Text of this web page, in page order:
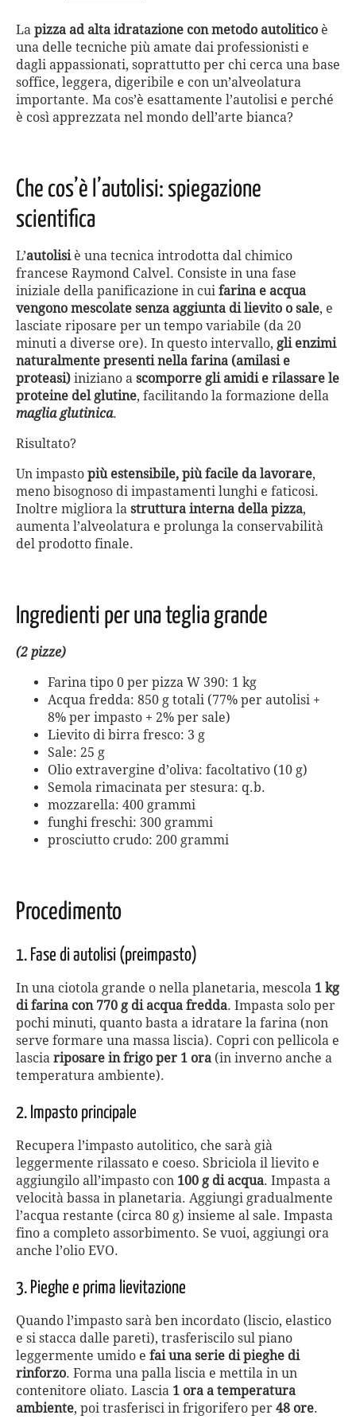
La pizza ad alta idratazione con metodo autolitico è
una delle tecniche più amate dai professionisti e
dagli appassionati, soprattutto per chi cerca una base
soffice, leggera, digeribile e con un’alveolatura
importante. Ma cos’è esattamente l’autolisi e perché
è così apprezzata nel mondo dell’arte bianca?
Che cos’è l’autolisi: spiegazione
scientifica
L’autolisiè una tecnica introdotta dal chimico
francese Raymond Calvel. Consiste in una fase
iniziale della panificazione in cui farina e acqua
vengono mescolate senza aggiunta di lievito o sale, e
lasciate riposare per un tempo variabile (da 20
minuti a diverse ore). In questo intervallo, gli enzimi
naturalmente presenti nella farina (amilasi e
proteasi) iniziano a scomporre gli amidi e rilassare le
proteine del glutine, facilitando la formazione della
maglia glutinica.
Risultato?
Un impasto più estensibile, più facile da lavorare,
meno bisognoso di impastamenti lunghi e faticosi.
Inoltre migliora la struttura interna della pizza,
aumenta l’alveolatura e prolunga la conservabilità
del prodotto finale.
Ingredienti per una teglia grande
(2 pizze)
Farina tipo 0 per pizza W 390: 1 kg
Acqua fredda: 850 g totali (77% per autolisi +
8% per impasto + 2% per sale)
Lievito di birra fresco: 3 g
Sale: 25 g
Olio extravergine d’oliva: facoltativo (10 g)
Semola rimacinata per stesura: q.b.
mozzarella: 400 grammi
funghi freschi: 300 grammi
prosciutto crudo: 200 grammi
Procedimento
1. Fase di autolisi (preimpasto)
In una ciotola grande o nella planetaria, mescola 1 kg
di farina con 770 g di acqua fredda. Impasta solo per
pochi minuti, quanto basta a idratare la farina (non
serve formare una massa liscia). Copri con pellicola e
lascia riposare in frigo per 1 ora (in inverno anche a
temperatura ambiente).
2. Impasto principale
Recupera l’impasto autolitico, che sarà già
leggermente rilassato e coeso. Sbriciola il lievito e
aggiungilo all’impasto con 100 g di acqua. Impasta a
velocità bassa in planetaria. Aggiungi gradualmente
l’acqua restante (circa 80 g) insieme al sale. Impasta
fino a completo assorbimento. Se vuoi, aggiungi ora
anche l’olio EVO.
3. Pieghe e prima lievitazione
Quando l’impasto sarà ben incordato (liscio, elastico
e si stacca dalle pareti), trasferiscilo sul piano
leggermente umido e fai una serie di pieghe di
rinforzo. Forma una palla liscia e mettila in un
contenitore oliato. Lascia 1 ora a temperatura
ambiente, poi trasferisci in frigorifero per 48 ore.